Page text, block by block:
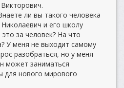
ли вы такого человека
и его школу
за человек? На что
У меня не выходит самому
разобраться, но у меня
может заниматься
для нового мирового